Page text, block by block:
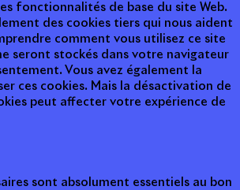
fonctionnalités de base du site Web.
des cookies tiers qui nous aident
comment vous utilisez ce site
seront stockés dans votre navigateur
Vous avez également la
ces cookies. Mais la désactivation de
peut affecter votre expérience de
sont absolument essentiels au bon